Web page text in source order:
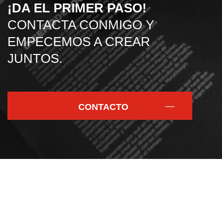
¡DA EL PRIMER PASO!
CONTACTA CONMIGO Y
EMPECEMOS A CREAR
JUNTOS.
CONTACTO